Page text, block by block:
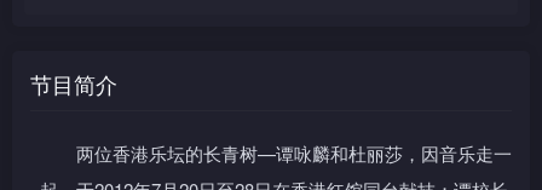
节目简介
两位香港乐坛的长青树—谭咏麟和杜丽莎，因音乐走一